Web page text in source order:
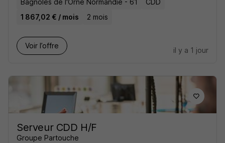
Bagnoles de l'Orne Normandie - 61
CDD
1 867,02 € / mois
2 mois
Voir l’offre
il y a 1 jour
Serveur CDD H/F
Groupe Partouche